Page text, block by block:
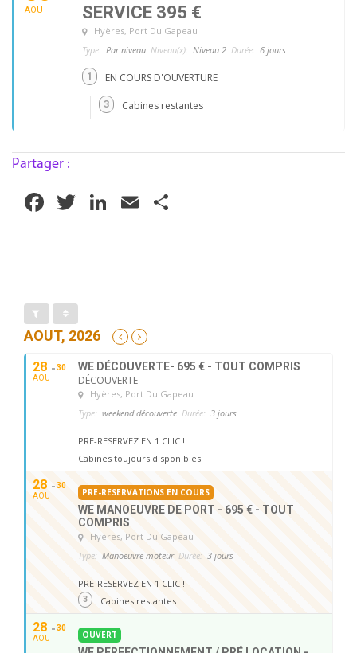
AOU
SERVICE 395 €
Hyères, Port Du Gapeau
Type: Par niveau Niveau(x): Niveau 2 Durée: 6 jours
1 EN COURS D'OUVERTURE
3 Cabines restantes
Partager :
Facebook
TwitterLinkedIn
Email
AOUT, 2026
28
AOU
30 WE DÉCOUVERTE- 695 € - TOUT COMPRIS
DÉCOUVERTE
Hyères, Port Du Gapeau
Type: weekend découverte Durée: 3 jours
PRE-RESERVEZ EN 1 CLIC !
Cabines toujours disponibles
28
AOU
30
PRE-RESERVATIONS EN COURS
WE MANOEUVRE DE PORT - 695 € - TOUT
COMPRIS
Hyères, Port Du Gapeau
Type: Manoeuvre moteur Durée: 3 jours
PRE-RESERVEZ EN 1 CLIC !
3 Cabines restantes
28
AOU
30
OUVERT